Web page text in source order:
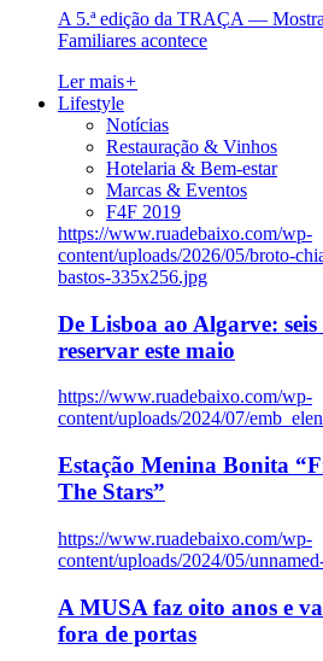
A 5.ª edição da TRAÇA —
Familiares acontece
Ler mais+
Lifestyle
Notícias
Restauração & Vinhos
Hotelaria & Bem-estar
Marcas & Eventos
F4F 2019
https://www.ruadebaixo.com/wp-
content/uploads/2026/05/broto-
bastos-335x256.jpg
De Lisboa ao Algarve:
reservar este maio
https://www.ruadebaixo.com/wp-
content/uploads/2024/07/
Estação Menina Bonita
The Stars”
https://www.ruadebaixo.com/wp-
content/uploads/2024/05/
A MUSA faz oito anos e
fora de portas